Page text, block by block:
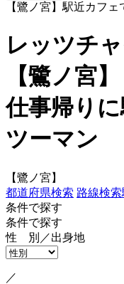
【鷺ノ宮】駅近カフ
レッツチ
【鷺ノ宮】
仕事帰り
ツーマン
【鷺ノ宮】
都道府県検索 路線検索
条件で探す
条件で探す
性 別／出身地
／